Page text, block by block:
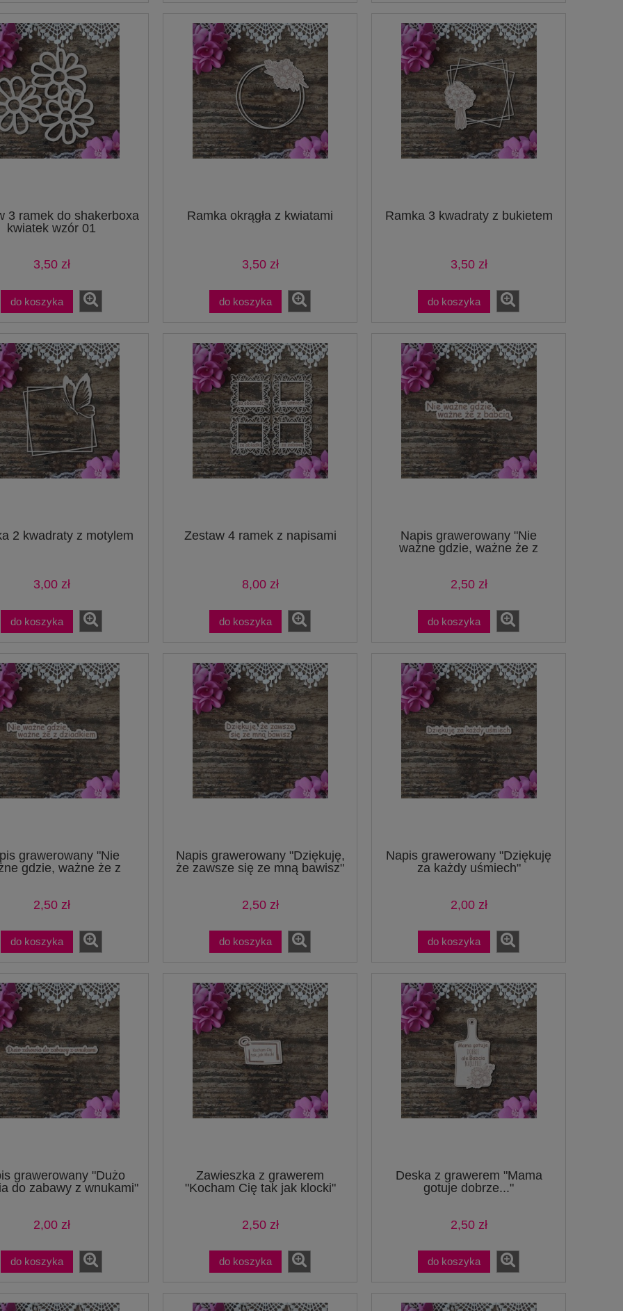
3 ramek do shakerboxa
kwiatek wzór 01
3,50 zł
do koszyka
Ramka okrągła z kwiatami
3,50 zł
do koszyka
Ramka 3 kwadraty z bukietem
3,50 zł
do koszyka
2 kwadraty z motylem
3,00 zł
do koszyka
Zestaw 4 ramek z napisami
8,00 zł
do koszyka
Napis grawerowany "Nie
ważne gdzie, ważne że z
2,50 zł
do koszyka
grawerowany "Nie
gdzie, ważne że z
2,50 zł
do koszyka
Napis grawerowany "Dziękuję,
że zawsze się ze mną bawisz"
2,50 zł
do koszyka
Napis grawerowany "Dziękuję
za każdy uśmiech"
2,00 zł
do koszyka
grawerowany "Dużo
do zabawy z wnukami"
2,00 zł
do koszyka
Zawieszka z grawerem
"Kocham Cię tak jak klocki"
2,50 zł
do koszyka
Deska z grawerem "Mama
gotuje dobrze..."
2,50 zł
do koszyka